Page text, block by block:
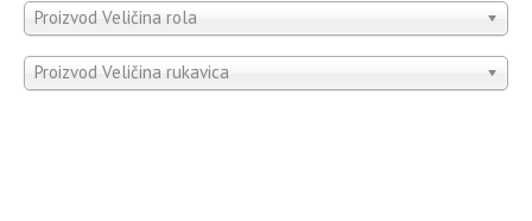
Proizvod Veličina rola
Proizvod Veličina rukavica